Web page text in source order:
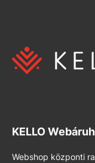
KELLO
Webshop központi